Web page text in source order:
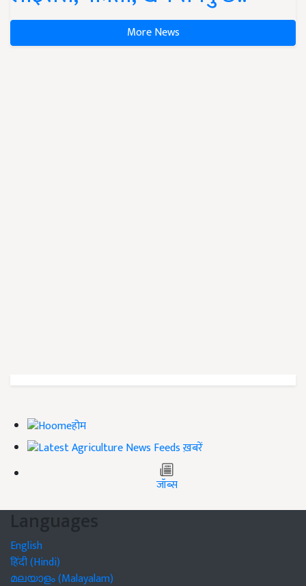
More News
होम
ख़बरें
जॉब्स
Languages
English
हिंदी (Hindi)
മലയാളം (Malayalam)